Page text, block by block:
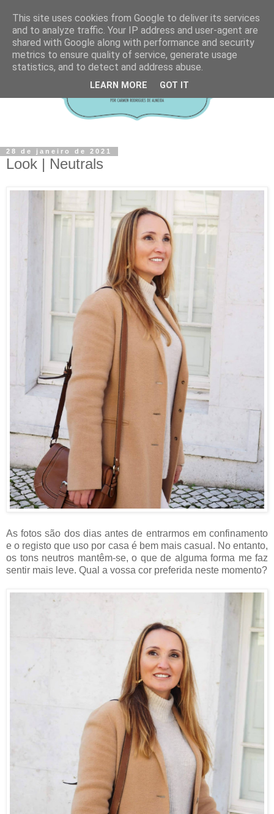
28 de janeiro de 2021
Look | Neutrals
As fotos são dos dias antes de entrarmos em confinamento
e o registo que uso por casa é bem mais casual. No entanto,
os tons neutros mantêm-se, o que de alguma forma me faz
sentir mais leve. Qual a vossa cor preferida neste momento?
This site uses cookies from Google to deliver its services
and to analyze traffic. Your IP address and user-agent are
shared with Google along with performance and security
metrics to ensure quality of service, generate usage
statistics, and to detect and address abuse.
LEARN MORE GOT IT